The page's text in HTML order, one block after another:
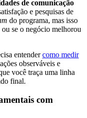
de comunicação
e pesquisas de
do programa, mas isso
se o negócio melhorou
entendercomo medir
observáveis e
você traça uma linha
final.
com